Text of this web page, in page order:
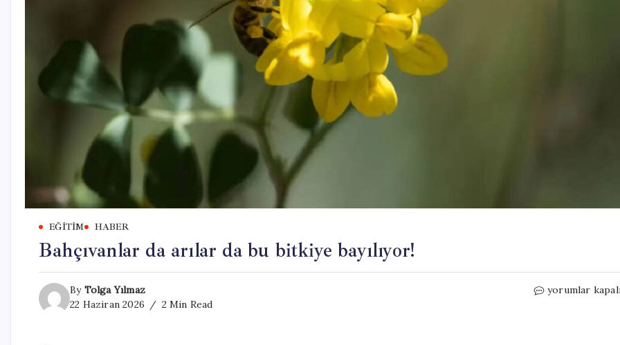
EĞITIM HABER
Bahçıvanlar da arılar da bu bitkiye bayılıyor!
By Tolga Yılmaz
22 Haziran 2026
2 Min Read
Bahçıvanlar
yorumlar